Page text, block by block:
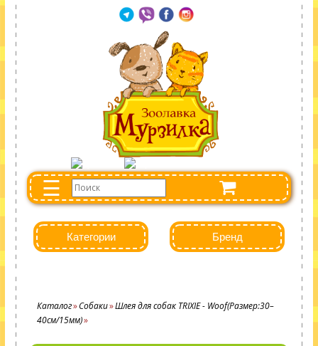
☰
Категории Бренд
Каталог Собаки Шлея для собак TRIXIE - Woof(Размер:30–
40см/15мм)